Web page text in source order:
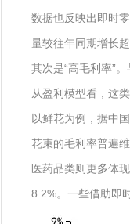
数据也反映出即时
量较往年同期增长
其次是“高毛利率”
从盈利模型看，这
以鲜花为例，据中
花束的毛利率普遍
医药品类则更多体
8.2%。一些借助即